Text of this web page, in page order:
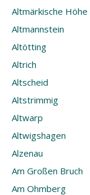
Altmärkische Höhe
Altmannstein
Altötting
Altrich
Altscheid
Altstrimmig
Altwarp
Altwigshagen
Alzenau
Am Großen Bruch
Am Ohmberg